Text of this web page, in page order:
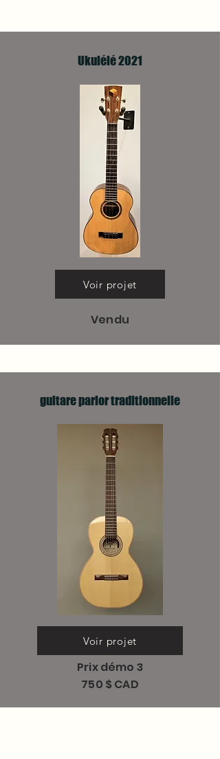
Ukulélé 2021
Voir projet
Vendu
guitare parlor traditionnelle
Voir projet
Prix démo 3
750 $ CAD